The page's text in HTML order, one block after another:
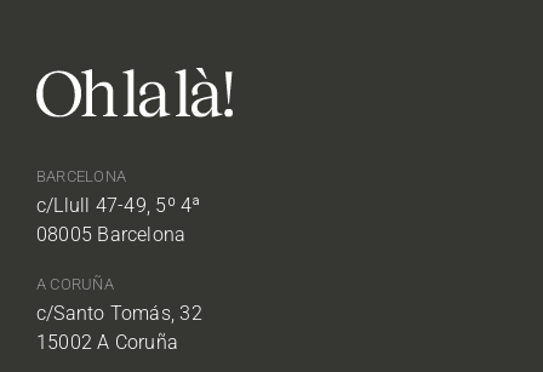
BARCELONA
c/Llull 47-49, 5º 4ª
08005 Barcelona
A CORUÑA
c/Santo Tomás, 32
15002 A Coruña